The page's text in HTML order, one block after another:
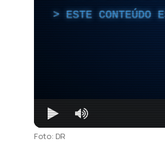
ESTE CONTEÚDO
Foto: DR